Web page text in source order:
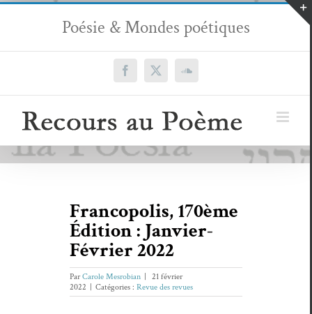
Passer
contenu
Poésie & Mondes poétiques
Facebook
X SoundCloud
Francopolis, 170ème
Édition : Janvier-
Février 2022
ParCarole Mesrobian
21 février
2022
Catégories : Revue des revues